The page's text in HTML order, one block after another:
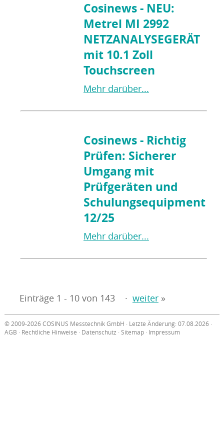
Cosinews - NEU:
Metrel MI 2992
NETZANALYSEGERÄT
mit 10.1 Zoll
Touchscreen
Mehr darüber...
Cosinews - Richtig
Prüfen: Sicherer
Umgang mit
Prüfgeräten und
Schulungsequipment
12/25
Mehr darüber...
Einträge 1 - 10 von 143 · weiter»
© 2009-2026 COSINUS Messtechnik GmbH · Letzte Änderung: 07.08.2026 ·
AGB · Rechtliche Hinweise · Datenschutz · Sitemap· Impressum